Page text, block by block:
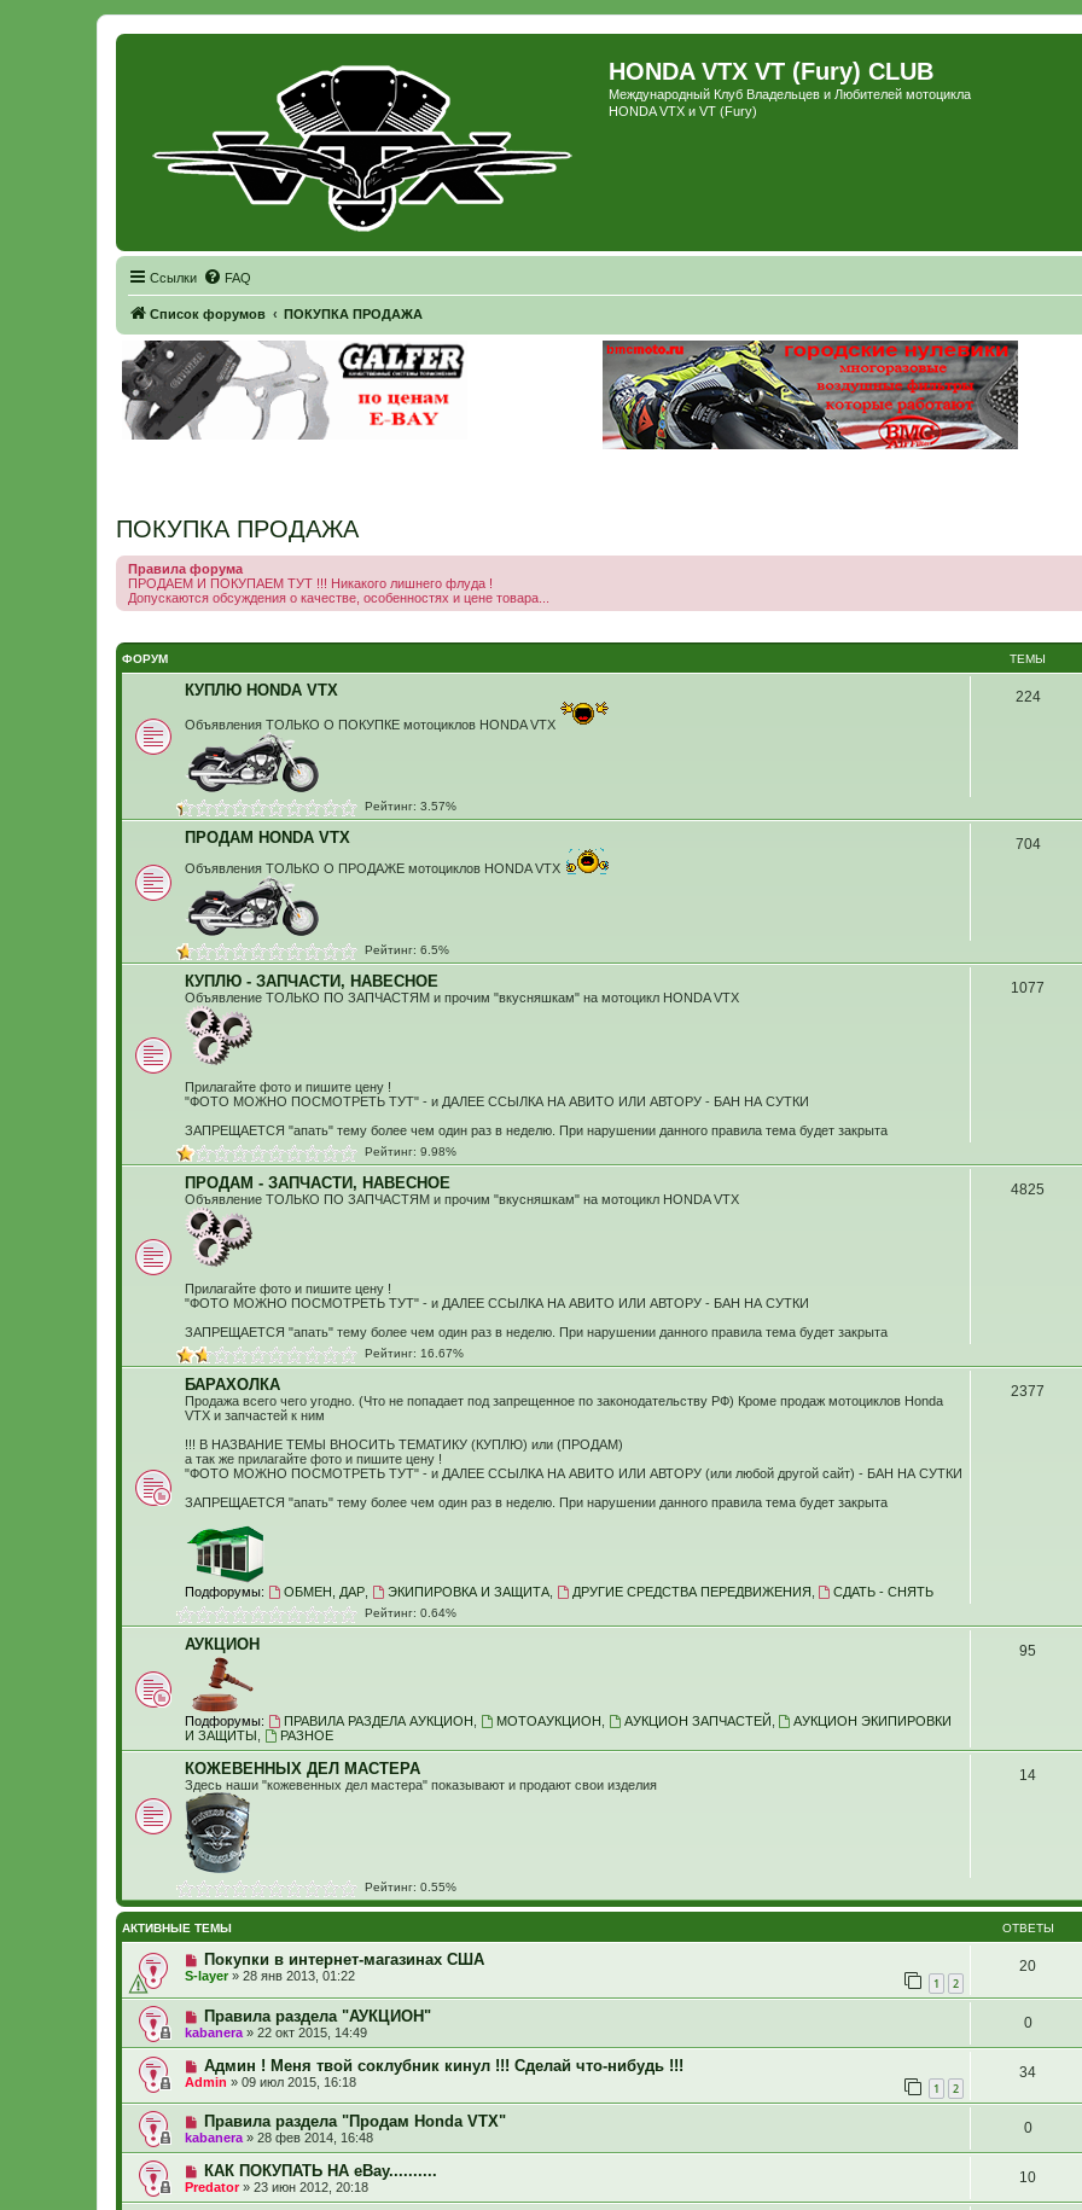
HONDA VTX VT (Fury) CLUB
Международный Клуб Владельцев и Любителей мотоцикла
HONDA VTX и VT (Fury)
Ссылки FAQ
Список форумов ПОКУПКА ПРОДАЖА
ПОКУПКА ПРОДАЖА
Правила форума
ПРОДАЕМ И ПОКУПАЕМ ТУТ !!! Никакого лишнего флуда !
Допускаются обсуждения о качестве, особенностях и цене товара...
ФОРУМ ТЕМЫ
КУПЛЮ HONDA VTX
Объявления ТОЛЬКО О ПОКУПКЕ мотоциклов HONDA VTX
224
Рейтинг: 3.57%
ПРОДАМ HONDA VTX
Объявления ТОЛЬКО О ПРОДАЖЕ мотоциклов HONDA VTX
704
Рейтинг: 6.5%
КУПЛЮ - ЗАПЧАСТИ, НАВЕСНОЕ
Объявление ТОЛЬКО ПО ЗАПЧАСТЯМ и прочим "вкусняшкам" на мотоцикл HONDA VTX
Прилагайте фото и пишите цену !
"ФОТО МОЖНО ПОСМОТРЕТЬ ТУТ" - и ДАЛЕЕ ССЫЛКА НА АВИТО ИЛИ АВТОРУ - БАН НА СУТКИ
ЗАПРЕЩАЕТСЯ "апать" тему более чем один раз в неделю. При нарушении данного правила тема будет закрыта
1077
Рейтинг: 9.98%
ПРОДАМ - ЗАПЧАСТИ, НАВЕСНОЕ
Объявление ТОЛЬКО ПО ЗАПЧАСТЯМ и прочим "вкусняшкам" на мотоцикл HONDA VTX
Прилагайте фото и пишите цену !
"ФОТО МОЖНО ПОСМОТРЕТЬ ТУТ" - и ДАЛЕЕ ССЫЛКА НА АВИТО ИЛИ АВТОРУ - БАН НА СУТКИ
ЗАПРЕЩАЕТСЯ "апать" тему более чем один раз в неделю. При нарушении данного правила тема будет закрыта
4825
Рейтинг: 16.67%
БАРАХОЛКА
Продажа всего чего угодно. (Что не попадает под запрещенное по законодательству РФ) Кроме продаж мотоциклов Honda
VTX и запчастей к ним
!!! В НАЗВАНИЕ ТЕМЫ ВНОСИТЬ ТЕМАТИКУ (КУПЛЮ) или (ПРОДАМ)
а так же прилагайте фото и пишите цену !
"ФОТО МОЖНО ПОСМОТРЕТЬ ТУТ" - и ДАЛЕЕ ССЫЛКА НА АВИТО ИЛИ АВТОРУ (или любой другой сайт) - БАН НА СУТКИ
ЗАПРЕЩАЕТСЯ "апать" тему более чем один раз в неделю. При нарушении данного правила тема будет закрыта
Подфорумы: ОБМЕН, ДАР, ЭКИПИРОВКА И ЗАЩИТА, ДРУГИЕ СРЕДСТВА ПЕРЕДВИЖЕНИЯ СДАТЬ - СНЯТЬ
2377
Рейтинг: 0.64%
АУКЦИОН
Подфорумы: ПРАВИЛА РАЗДЕЛА АУКЦИОН МОТОАУКЦИОН АУКЦИОН ЗАПЧАСТЕЙ
АУКЦИОН ЭКИПИРОВКИ
И ЗАЩИТЫ
РАЗНОЕ
95
КОЖЕВЕННЫХ ДЕЛ МАСТЕРА
Здесь наши "кожевенных дел мастера" показывают и продают свои изделия
14
Рейтинг: 0.55%
АКТИВНЫЕ ТЕМЫ ОТВЕТЫ
Покупки в интернет-магазинах США
S-layer» 28 янв 2013, 01:22 1 2
20
Правила раздела "АУКЦИОН"
kabanera » 22 окт 2015, 14:49
0
Админ ! Меня твой соклубник кинул !!! Сделай что-нибудь !!!
Admin » 09 июл 2015, 16:18 1 2
34
Правила раздела "Продам Honda VTX"
kabanera » 28 фев 2014, 16:48
0
КАК ПОКУПАТЬ НА eBay..........
Predator» 23 июн 2012, 20:18
10